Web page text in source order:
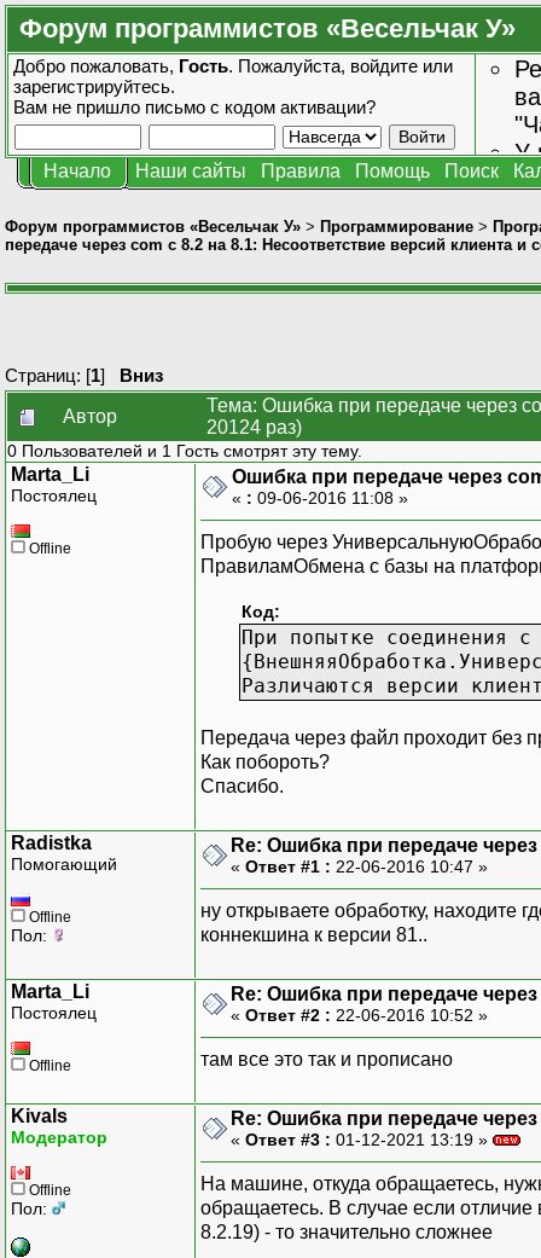
Форум программистов «Весельчак У»
Добро пожаловать, Гость. Пожалуйста, войдите или
зарегистрируйтесь.
Вам не пришло письмо с кодом активации?
У
Начало Наши сайты Правила Помощь Поиск
Форум программистов «Весельчак У» > Программирование >
передаче через com с 8.2 на 8.1: Несоответствие версий клиента и
Страниц: [1] Вниз
Автор
Тема: Ошибка при передаче через
20124 раз)
0 Пользователей и 1 Гость смотрят эту тему.
Marta_Li
Постоялец
Offline
Ошибка при передаче через
« : 09-06-2016 11:08 »
Пробую через
ПравиламОбмена с базы на
Код:
При попытке соединения с
Различаются версии
Передача через файл проходит без
Как побороть?
Спасибо.
Radistka
Помогающий
Offline
Пол:
Re: Ошибка при передаче
« Ответ #1 : 22-06-2016 10:47 »
ну открываете обработку, находите
коннекшина к версии 81..
Marta_Li
Постоялец
Offline
Re: Ошибка при передаче
« Ответ #2 : 22-06-2016 10:52 »
там все это так и прописано
Kivals
Модератор
Offline
Пол:
Re: Ошибка при передаче
« Ответ #3 : 01-12-2021 13:19 »
На машине, откуда обращаетесь,
обращаетесь. В случае если
8.2.19) - то значительно сложнее